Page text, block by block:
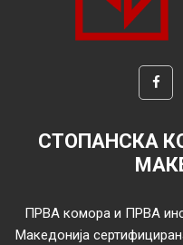
СТОПАНСКА
ПРВА комора и ПРВА
Македонија